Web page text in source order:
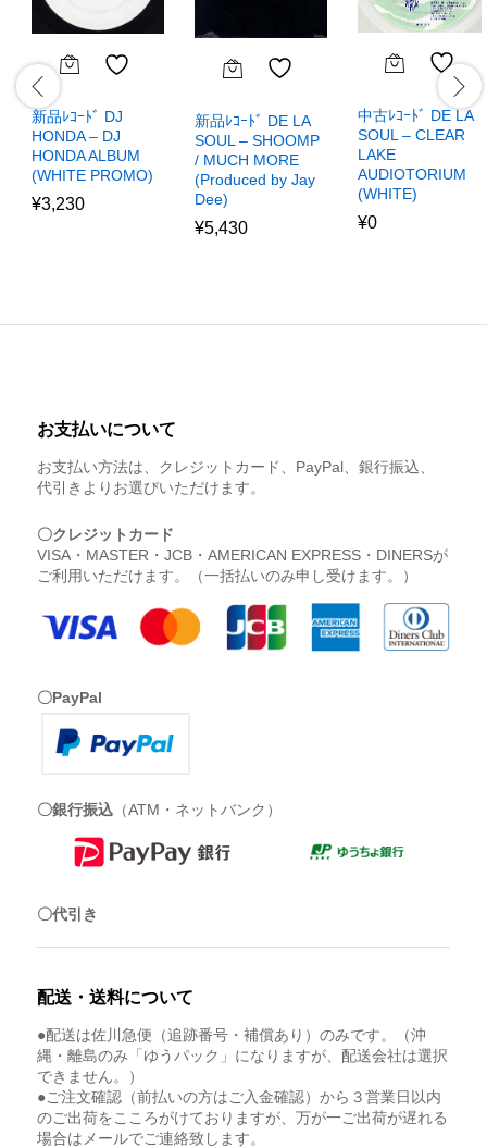
新品ﾚｺｰﾄﾞ DJ
HONDA – DJ
HONDA ALBUM
(WHITE PROMO)
¥3,230
新品ﾚｺｰﾄﾞ DE LA
SOUL – SHOOMP
/ MUCH MORE
(Produced by Jay
Dee)
¥5,430
中古ﾚｺｰﾄﾞ DE LA
SOUL – CLEAR
LAKE
AUDIOTORIUM
(WHITE)
¥0
お支払いについて
お支払い方法は、クレジットカード、PayPal、銀行振込、
代引きよりお選びいただけます。
〇クレジットカード
VISA・MASTER・JCB・AMERICAN EXPRESS・DINERSが
ご利用いただけます。（一括払いのみ申し受けます。）
〇PayPal
〇銀行振込 （ATM・ネットバンク）
〇代引き
配送・送料について
●配送は佐川急便（追跡番号・補償あり）のみです。（沖
縄・離島のみ「ゆうパック」になりますが、配送会社は選択
できません。）
●ご注文確認（前払いの方はご入金確認）から３営業日以内
のご出荷をこころがけておりますが、万が一ご出荷が遅れる
場合はメールでご連絡致します。